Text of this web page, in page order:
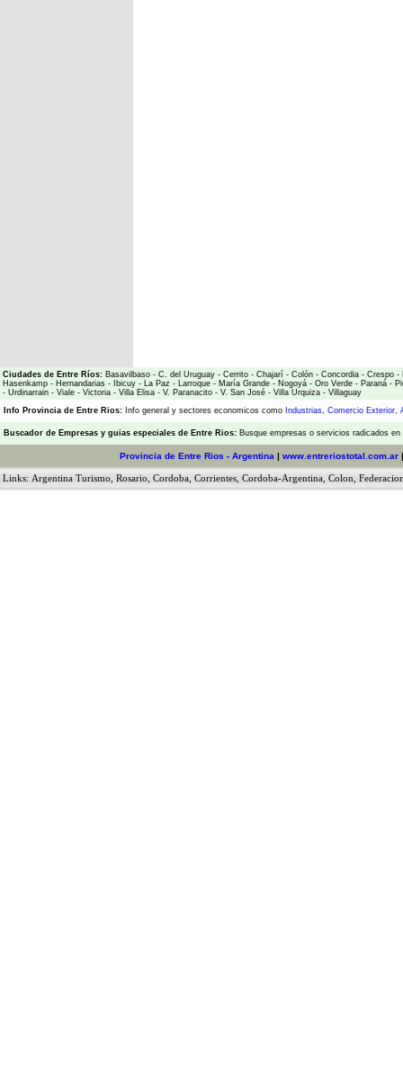
Ciudades de Entre Ríos: Basavilbaso - C. del Uruguay - Cerrito - Chajarí - Colón - Concordia - Crespo -
Hasenkamp - Hernandarias - Ibicuy - La Paz - Larroque - María Grande - Nogoyá - Oro Verde - Paraná -
- Urdinarrain - Viale - Victoria - Villa Elisa - V. Paranacito - V. San José - Villa Urquiza - Villaguay
Info Provincia de Entre Rios: Info general y sectores economicos como Industrias, Comercio Exterior,
Buscador de Empresas y guias especiales de Entre Rios: Busque empresas o servicios radicados
Provincia de Entre Rios - Argentina | www.entreriostotal.com.ar
Links: Argentina Turismo Rosario Cordoba Corrientes Cordoba-Argentina Colon